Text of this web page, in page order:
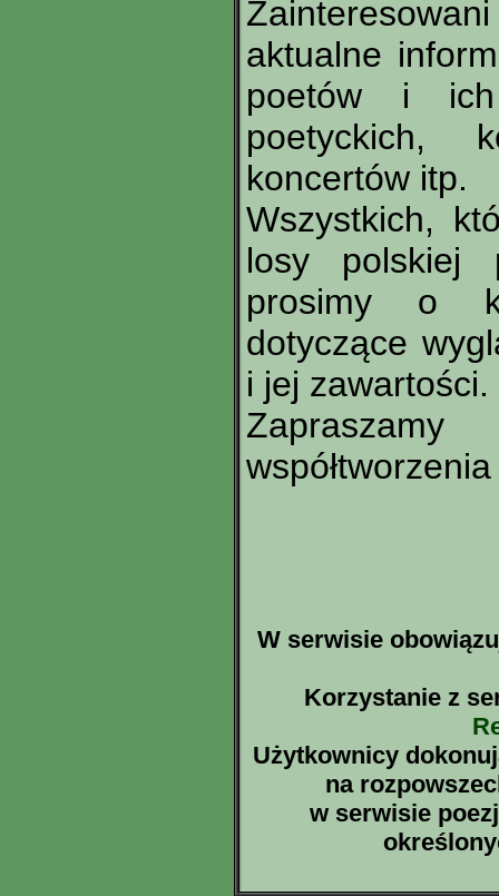
aktualne
poetów i ich
poetyckich,
koncertów itp.
Wszystkich,
losy polskiej
prosimy o
dotyczące
i jej zawartości.
W serwisie
Korzystanie z
Użytkownicy
na
w serwisie